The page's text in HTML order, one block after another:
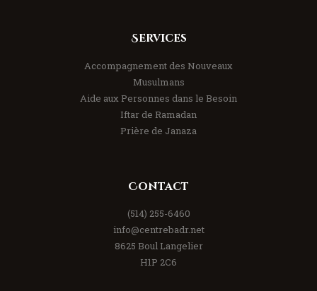
Services
Accompagnement des Nouveaux
Musulmans
Aide aux Personnes dans le Besoin
Iftar de Ramadan
Prière de Janaza
Contact
(514) 255-6460
info@centrebadr.net
8625 Boul Langelier
H1P 2C6